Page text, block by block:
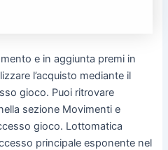
e in aggiunta premi in
l’acquisto mediante il
gioco. Puoi ritrovare
sezione Movimenti e
gioco. Lottomatica
principale esponente nel